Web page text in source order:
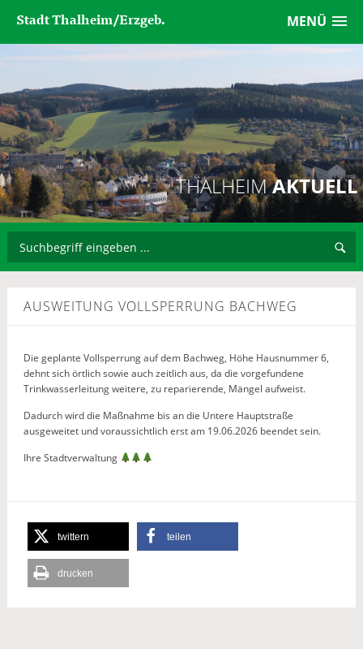
MENÜ
Stadt Thalheim/Erzgeb.
THALHEIMAKTUELL
AUSWEITUNG VOLLSPERRUNG BACHWEG
Die geplante Vollsperrung auf dem Bachweg, Höhe Hausnummer 6,
dehnt sich örtlich sowie auch zeitlich aus, da die vorgefundene
Trinkwasserleitung weitere, zu reparierende, Mängel aufweist.
Dadurch wird die Maßnahme bis an die Untere Hauptstraße
ausgeweitet und voraussichtlich erst am 19.06.2026 beendet sein.
Ihre Stadtverwaltung
twittern teilen
drucken